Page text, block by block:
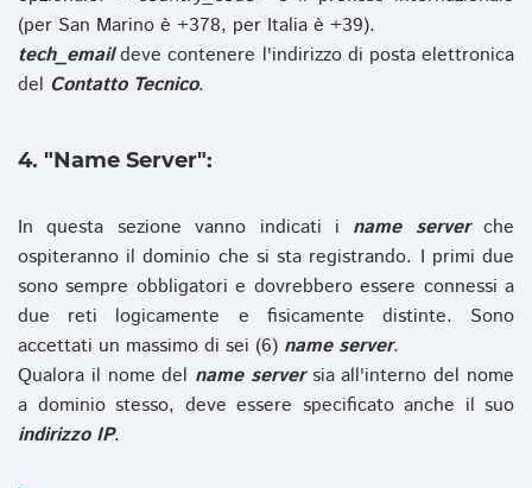
(per San Marino è +378, per Italia è +39).
tech_emaildeve contenere l'indirizzo di posta elettronica
del Contatto Tecnico.
4. "Name Server":
In questa sezione vanno indicati i name serverche
ospiteranno il dominio che si sta registrando. I primi due
sono sempre obbligatori e dovrebbero essere connessi a
due reti logicamente e fisicamente distinte. Sono
accettati un massimo di sei (6) name server.
Qualora il nome del name serversia all'interno del nome
a dominio stesso, deve essere specificato anche il suo
indirizzo IP.